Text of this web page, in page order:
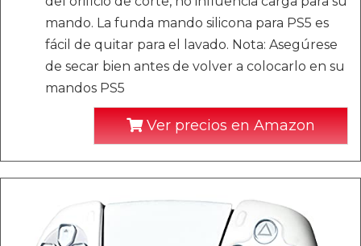
mando. La funda mando silicona para PS5 es
fácil de quitar para el lavado. Nota: Asegúrese
de secar bien antes de volver a colocarlo en su
mandos PS5
Ver precios en Amazon